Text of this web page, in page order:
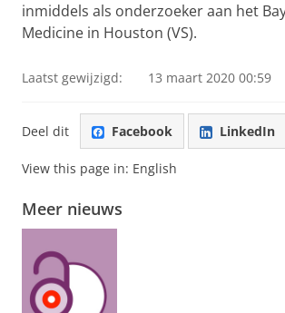
inmiddels als onderzoeker aan het
Medicine in Houston (VS).
Laatst gewijzigd: 13 maart 2020 00:59
Deel dit Facebook LinkedIn
View this page in: English
Meer nieuws